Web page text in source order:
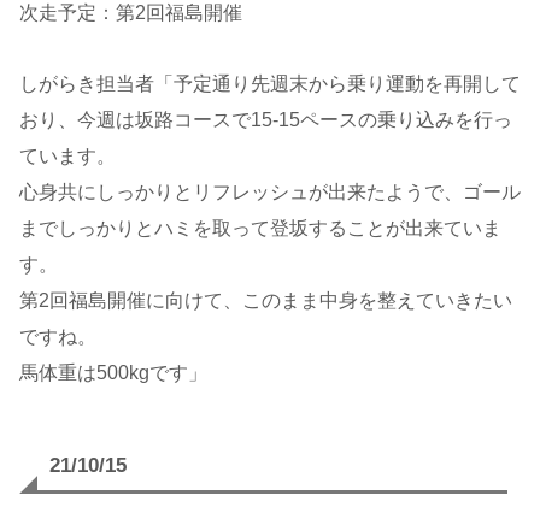
次走予定：第2回福島開催
しがらき担当者「予定通り先週末から乗り運動を再開して
おり、今週は坂路コースで15-15ペースの乗り込みを行っ
ています。
心身共にしっかりとリフレッシュが出来たようで、ゴール
までしっかりとハミを取って登坂することが出来ていま
す。
第2回福島開催に向けて、このまま中身を整えていきたい
ですね。
馬体重は500kgです」
21/10/15